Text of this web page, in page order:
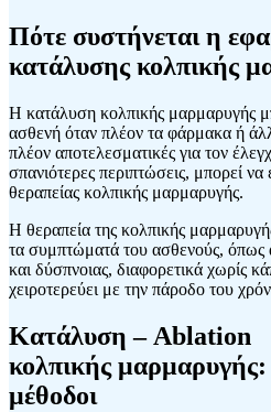
Πότε συστήνεται η
κατάλυσης κολπικής
Η κατάλυση κολπικής μαρμαρυγής
ασθενή όταν πλέον τα φάρμακα ή
πλέον αποτελεσματικές για τον
σπανιότερες περιπτώσεις, μπορεί να
θεραπείας κολπικής μαρμαρυγής.
Η θεραπεία της κολπικής
τα συμπτώματά του ασθενούς,
και δύσπνοιας, διαφορετικά χωρίς
χειροτερεύει με την πάροδο του
Κατάλυση – Ablation
κολπικής μαρμαρυγής:
μέθοδοι